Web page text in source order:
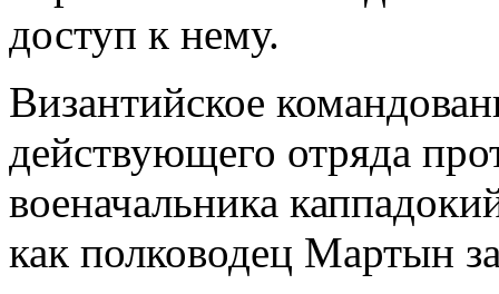
доступ к нему.
Византийское
действующего отряда
военачальника
как полководец Мартын